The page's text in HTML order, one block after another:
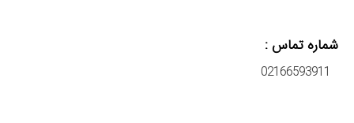
شماره تماس :
02166593911